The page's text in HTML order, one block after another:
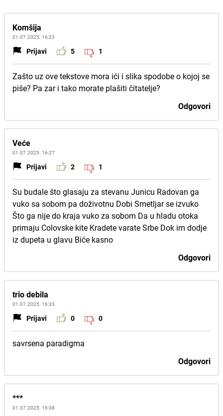
Komšija
01.07.2025. 16:23
Prijavi 5 1
Zašto uz ove tekstove mora ići i slika spodobe o kojoj se
piše? Pa zar i tako morate plašiti čitatelje?
Odgovori
Veće
01.07.2025. 16:27
Prijavi 2 1
Su budale što glasaju za stevanu Junicu Radovan ga
vuko sa sobom pa doživotnu Dobi Smetljar se izvuko
Što ga nije do kraja vuko za sobom Da u hladu otoka
primaju Colovske kite Kradete varate Srbe Dok im dodje
iz dupeta u glavu Biće kasno
Odgovori
trio debila
01.07.2025. 16:33
Prijavi 0 0
savrsena paradigma
Odgovori
***
01.07.2025. 16:38